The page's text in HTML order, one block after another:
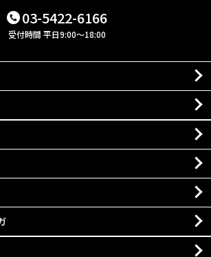
03-5422-6166
受付時間 平日9:00～18:00